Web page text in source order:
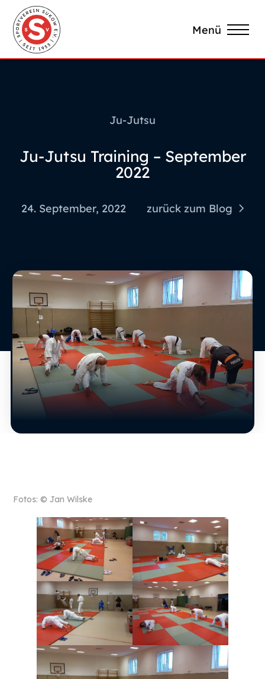
Menü
Ju-Jutsu
Ju-Jutsu Training – September
2022
24. September, 2022 zurück zum Blog
Fotos: © Jan Wilske